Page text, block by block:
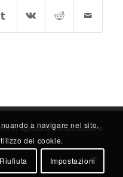
byAgenzia di Comunicazione a
a navigare nel sito,
dei cookie.
Riufiuta Impostazioni